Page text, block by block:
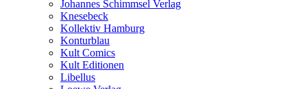
Johannes Schimmsel Verlag
Knesebeck
Kollektiv Hamburg
Konturblau
Kult Comics
Kult Editionen
Libellus